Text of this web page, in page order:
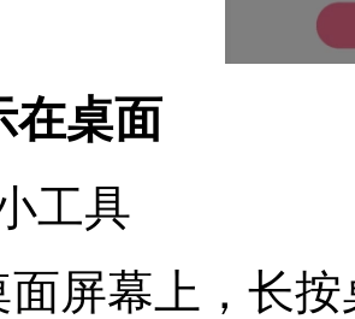
在桌面
工具
屏幕上，长